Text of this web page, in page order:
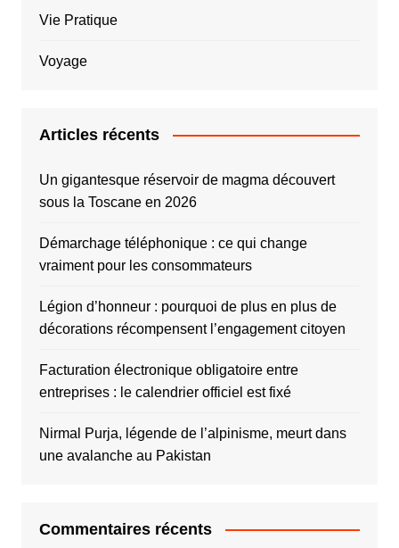
Vie Pratique
Voyage
Articles récents
Un gigantesque réservoir de magma découvert
sous la Toscane en 2026
Démarchage téléphonique : ce qui change
vraiment pour les consommateurs
Légion d’honneur : pourquoi de plus en plus de
décorations récompensent l’engagement citoyen
Facturation électronique obligatoire entre
entreprises : le calendrier officiel est fixé
Nirmal Purja, légende de l’alpinisme, meurt dans
une avalanche au Pakistan
Commentaires récents